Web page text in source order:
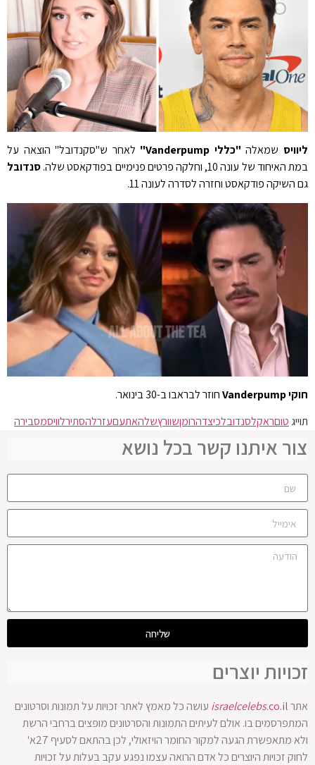
ליוויס שמאלה "כללי Vanderpump"
לאחר ש"סקנדובל" הוצאה על
במת האיחוד של עונה 10, וחלקה פרטים פנימיים בפודקאסט שלה.
סנדובל
גם השיקה פודקאסט וחזרה לסדרה לעונה 11.
חוקי Vanderpump
חוזר לבראבו ב-30 בינואר.
תוייג טוםראקלסנדובלכיצדהרומןשוורץשלהאתעםעזרלהסתירלוויסמסבירה
צור איתנו קשר בכל נושא
שליחה
זכויות יוצרים
אתר israelcelebs.co.il
עושה כל מאמץ לאתר זכויות על תמונות וסרטונים
המתפרסמים בו. אולם לעיתים התמונות והסרטונים מופצים ברחבי הרשת
ולא מתאפשרת הגעה למקור החומר הויזאולי, לכן בהתאם לסעיף 27א'
לחוק זכויות היוצרים כל אדם הרואה עצמו נפגע עקב בעלות על זכויות